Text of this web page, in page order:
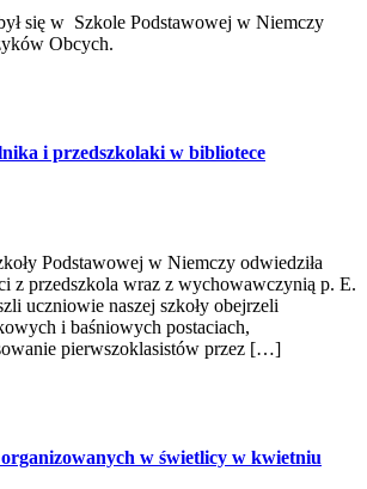
się w Szkole Podstawowej w Niemczy
Obcych.
i przedszkolaki w bibliotece
Podstawowej w Niemczy odwiedziła
z przedszkola wraz z wychowawczynią p. E.
uczniowie naszej szkoły obejrzeli
i baśniowych postaciach,
pierwszoklasistów przez […]
w świetlicy w kwietniu